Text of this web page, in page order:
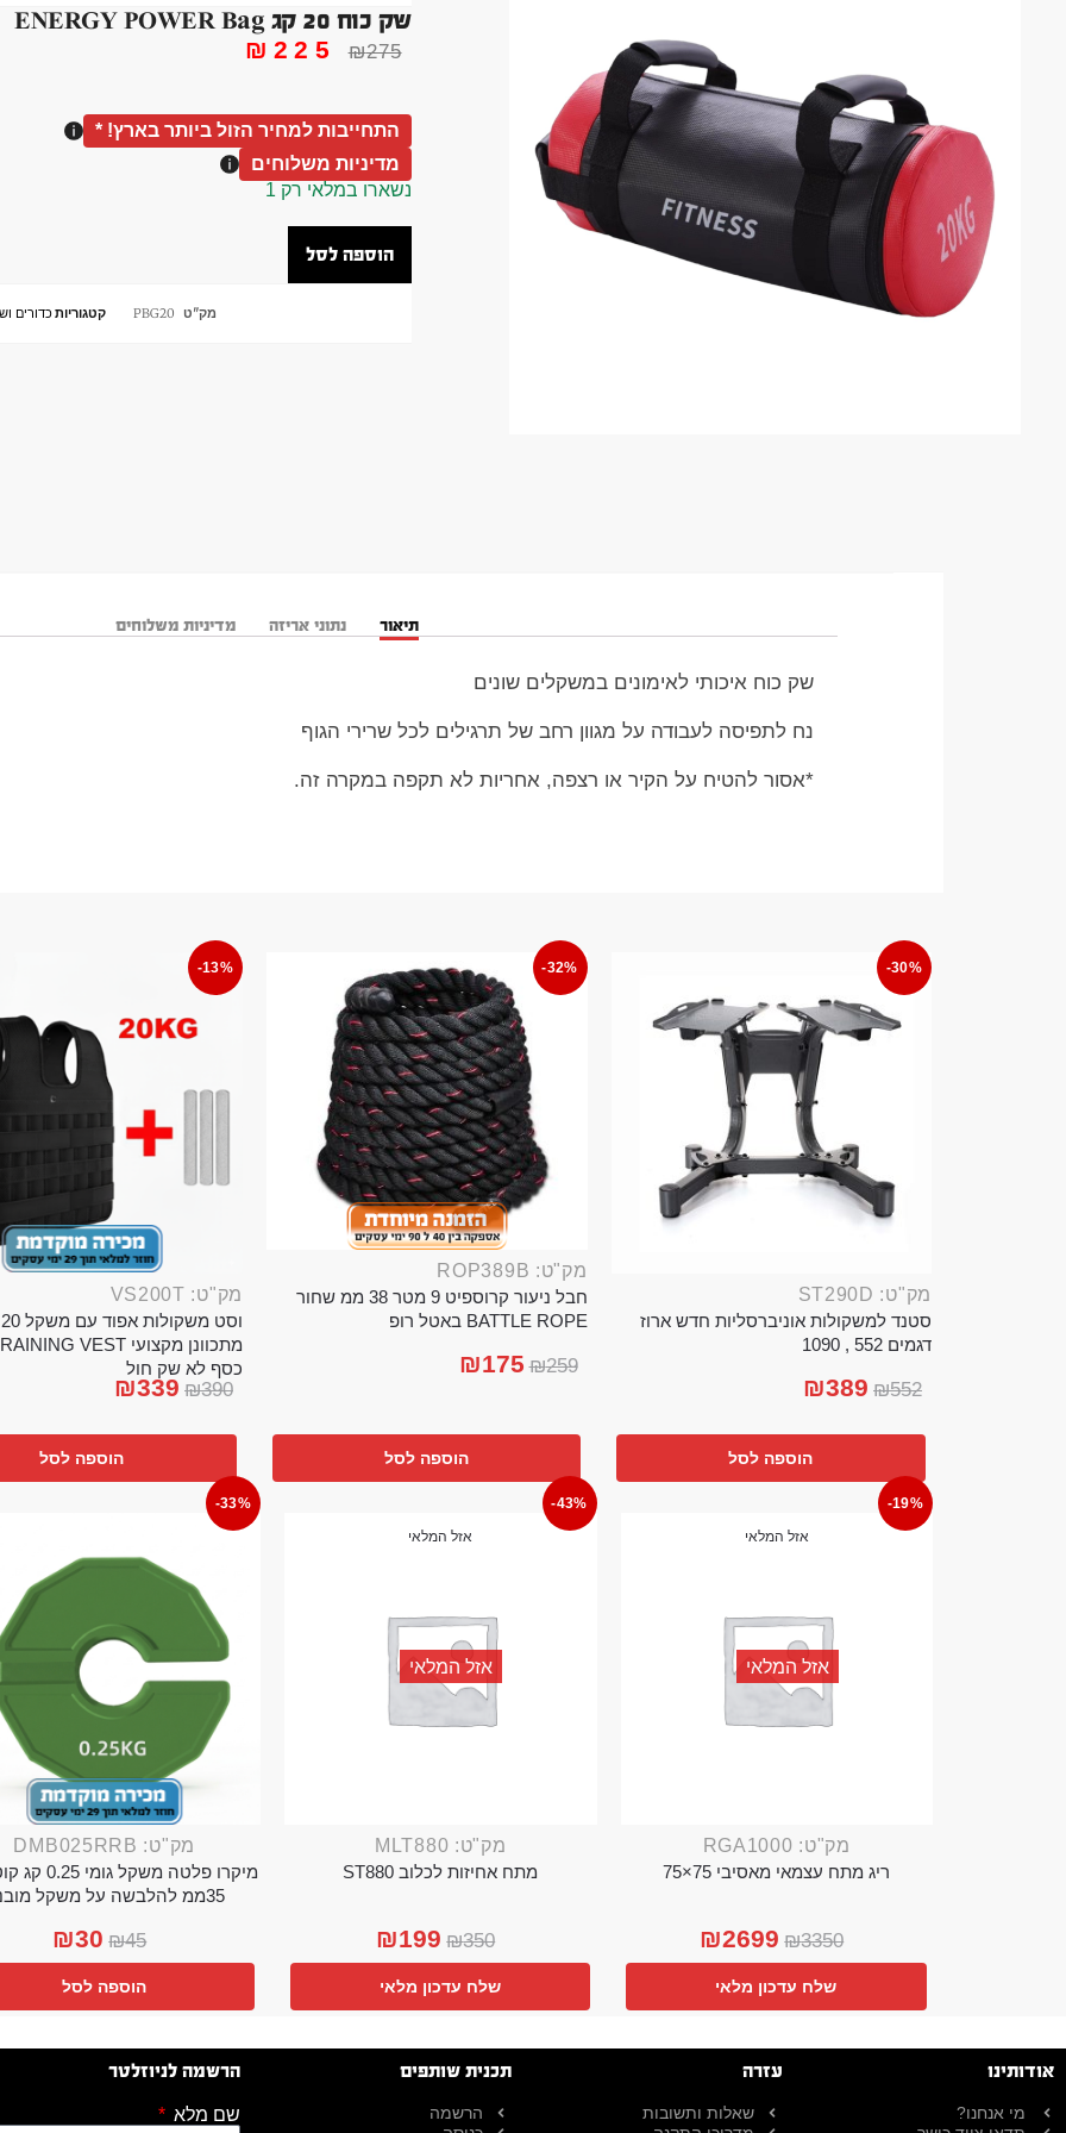
שק כוח 20 קג ENERGY POWER Bag
₪275
₪ 225
התחייבות למחיר הזול ביותר בארץ! *
מדיניות משלוחים
נשארו במלאי רק 1
הוספה לסל
מק"ט PBG20 קטגוריותכדורים
תיאור נתוני אריזה מדיניות משלוחים
שק כוח איכותי לאימונים במשקלים שונים
נח לתפיסה לעבודה על מגוון רחב של תרגילים לכל שרירי הגוף
*אסור להטיח על הקיר או רצפה, אחריות לא תקפה במקרה זה.
-30%
מק"ט: ST290D
סטנד למשקולות אוניברסליות חדש ארוז
דגמים 552 , 1090
₪552
₪389
הוספה לסל
-32%
מק"ט: ROP389B
חבל ניעור קרוספיט 9 מטר 38 ממ שחור
BATTLE ROPE באטל רופ
₪259
₪175
הוספה לסל
-13%
מק"ט: VS200T
כסף לא שק חול
₪390
₪339
הוספה לסל
-19%
אזל המלאי
אזל המלאי
מק"ט: RGA1000
ריג מתח עצמאי מאסיבי 75×75
₪3350
₪2699
שלח עדכון מלאי
-43%
אזל המלאי
אזל המלאי
מק"ט: MLT880
מתח אחיזות לכלוב ST880
₪350
₪199
שלח עדכון מלאי
-33%
מק"ט: DMB025RRB
מיקרו פלטה
35ממ להלבשה על משקל מובנה
₪45
₪30
הוספה לסל
אודותינו
מי אנחנו?
עזרה
שאלות ותשובות
תכנית שותפים
הרשמה
הרשמה לניוזלטר
שם מלא